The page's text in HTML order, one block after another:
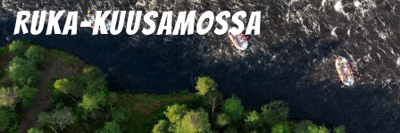
Ruka-kuusamossa